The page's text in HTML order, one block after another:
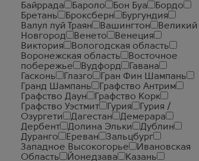
Байррада
Бароло Бон Буа
Бордо
Бретань
Броксберн
Бургундия
Валул луй Траян
Вашингтон
Великий
Новгород
Венето
Венеция
Виктория
Вологодская область
Воронежская область
Восточное
побережье
Вудфорд
Гавана
Гасконь
Глазго
Гран Фин Шампань
Гранд Шампань
Графство Антрим
Графство Даун
Графство Корк
Графство Уэстмит
Гурия
Гурия /
Озургети
Дагестан
Демерара
Дербент
Долина Эльки
Дублин
Дуранго
Ереван
Зальцбург
Западное Высокогорье
Ивановская
Область
Йонедзава
Казань